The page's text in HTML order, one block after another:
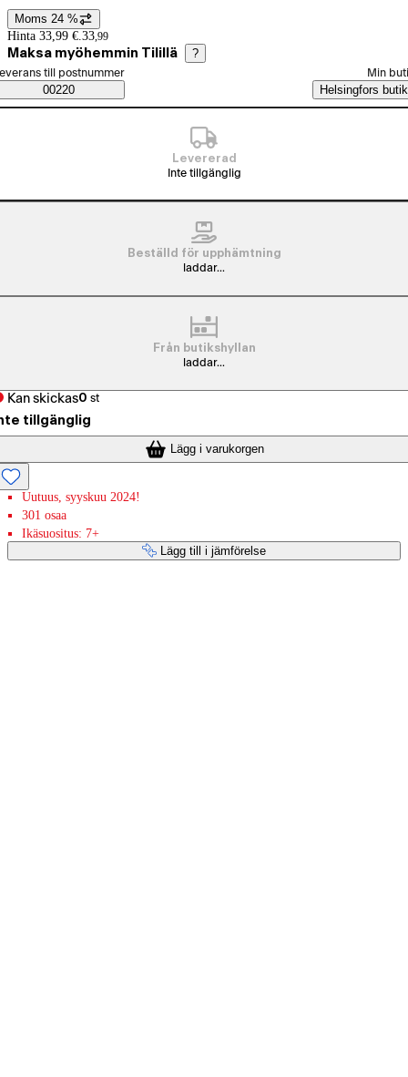
Prisinformation
Moms 24 %
Hinta 33,99 €. 33,99
Maksa myöhemmin Tilillä ?
Saatavuustiedot
beställningssätt
till postnummer
00220
Min
Helsingfors butik
Levererad
Inte tillgänglig
Beställd för upphämtning
laddar...
Från butikshyllan
laddar...
Kan skickas0 st
tillgänglig
Lägg i varukorgen
Uutuus, syyskuu 2024!
301 osaa
Ikäsuositus: 7+
Lägg till i jämförelse